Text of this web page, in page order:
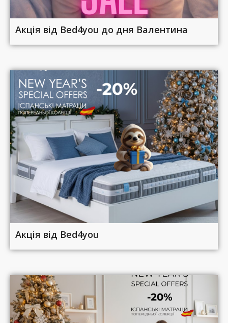
Акція від Bed4you до дня Валентина
Акція від Bed4you